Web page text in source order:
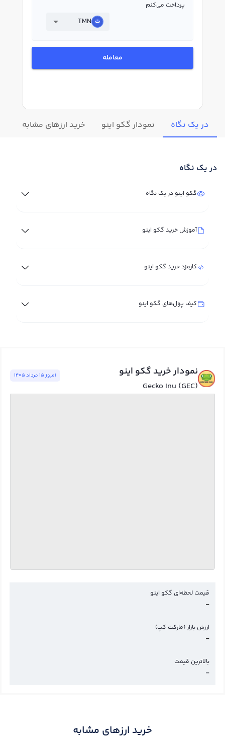
پرداخت می‌کنم
TMN
معامله
در یک نگاه نمودار گکو اینو خرید ارزهای مشابه
در یک نگاه
گکو اینو در یک نگاه
آموزش خرید گکو اینو
کارمزد خرید گکو اینو
کیف پول‌های گکو اینو
نمودار خرید گکو اینو
Gecko Inu (GEC)
امروز ١٥ مرداد ١٤٠٥
قیمت لحظه‌ای گکو اینو
-
ارزش بازار (مارکت کپ)
-
بالاترین قیمت
-
خرید ارزهای مشابه